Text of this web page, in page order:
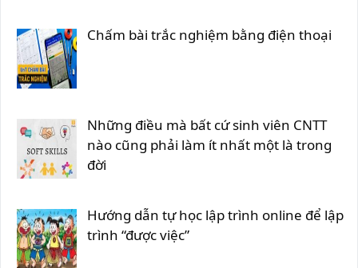
Chấm bài trắc nghiệm bằng điện thoại
Những điều mà bất cứ sinh viên CNTT
nào cũng phải làm ít nhất một là trong
đời
Hướng dẫn tự học lập trình online để lập
trình “được việc”